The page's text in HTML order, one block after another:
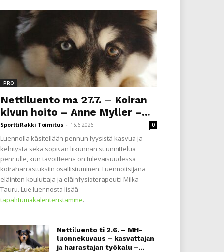
PRO
Nettiluento ma 27.7. – Koiran
kivun hoito – Anne Myller –...
SporttiRakki Toimitus - 15.6.2026 0
Luennolla käsitellään pennun fyysistä kasvua ja
kehitystä sekä sopivan liikunnan suunnittelua
pennulle, kun tavoitteena on tulevaisuudessa
koiraharrastuksiin osallistuminen. Luennoitsijana
eläinten kouluttaja ja eläinfysioterapeutti Milka
Tauru. Lue luennosta lisää
tapahtumakalenteristamme.
Nettiluento ti 2.6. – MH-
luonnekuvaus – kasvattajan
ja harrastajan työkalu –...